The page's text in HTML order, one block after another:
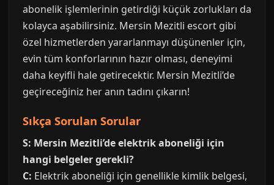
abonelik işlemlerinin getirdiği küçük zorlukları da
kolayca aşabilirsiniz. Mersin Mezitli escort gibi
özel hizmetlerden yararlanmayı düşünenler için,
evin tüm konforlarının hazır olması, deneyimi
daha keyifli hale getirecektir. Mersin Mezitli’de
geçireceğiniz her anın tadını çıkarın!
Sıkça Sorulan Sorular
S: Mersin Mezitli’de elektrik aboneliği için
hangi belgeler gerekli?
C: Elektrik aboneliği için genellikle kimlik belgesi,